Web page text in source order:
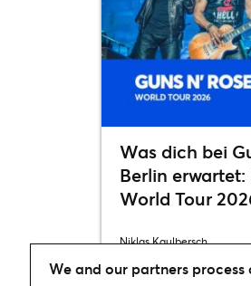
Was dich bei
Berlin erwartet:
World Tour
Niklas Kaulbersch
We and our partners